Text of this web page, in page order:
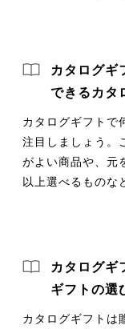
カタログギ
できるカタ
カタログギフトで
注目しましょう。
がよい商品や、元
以上選べるものな
カタログギ
ギフトの選
カタログギフトは